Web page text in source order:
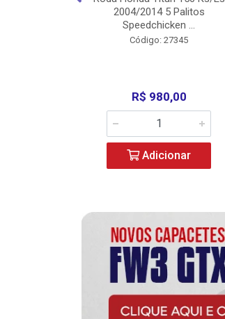
2004/2014 5 Palitos
Speedchicken ...
Código: 27345
R$ 980,00
Adicionar